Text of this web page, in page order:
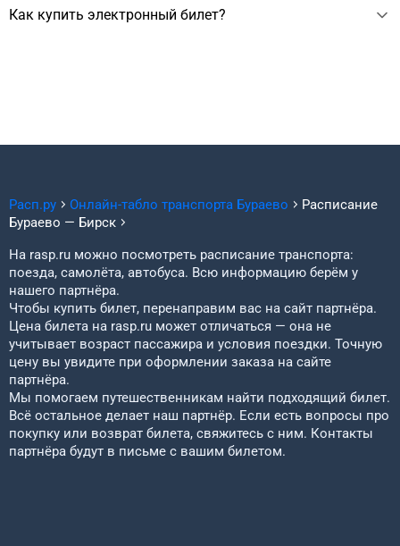
зависит от выбранного транспорта, сезона, даты вылета.
Как купить электронный билет?
Расп.ру Онлайн-табло транспорта Бураево
Расписание
Бураево — Бирск
На rasp.ru можно посмотреть расписание транспорта:
поезда, самолёта, автобуса. Всю информацию берём у
нашего партнёра.
Чтобы купить билет, перенаправим вас на сайт партнёра.
Цена билета на rasp.ru может отличаться — она не
учитывает возраст пассажира и условия поездки. Точную
цену вы увидите при оформлении заказа на сайте
партнёра.
Мы помогаем путешественникам найти подходящий билет.
Всё остальное делает наш партнёр. Если есть вопросы про
покупку или возврат билета, свяжитесь с ним. Контакты
партнёра будут в письме с вашим билетом.